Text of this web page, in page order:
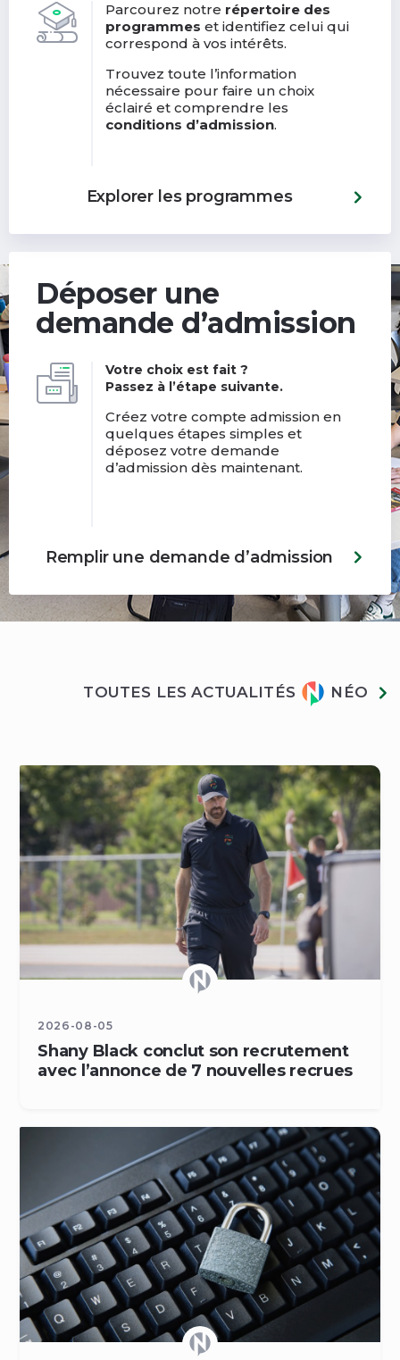
Parcourez notre répertoire des
programmes et identifiez celui qui
correspond à vos intérêts.
Trouvez toute l’information
nécessaire pour faire un choix
éclairé et comprendre les
conditions d’admission.
Explorer les programmes
Déposer une
demande d’admission
Votre choix est fait ?
Passez à l’étape suivante.
Créez votre compte admission en
quelques étapes simples et
déposez votre demande
d’admission dès maintenant.
Remplir une demande d’admission
Actualités
TOUTES LES ACTUALITÉS NÉO
2026-08-05
Shany Black conclut son recrutement
avec l’annonce de 7 nouvelles recrues